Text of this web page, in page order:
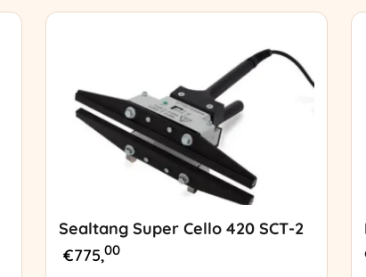
Sealtang Super Cello 420 SCT-2
€775,00